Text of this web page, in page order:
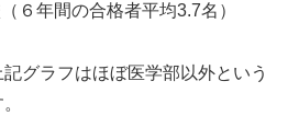
６年間の合格者平均3.7名）
グラフはほぼ医学部以外という